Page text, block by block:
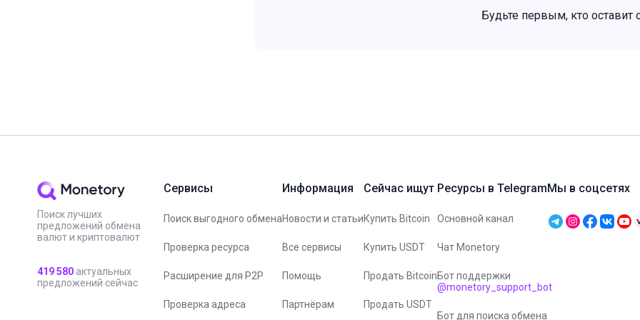
Будьте первым, кто оставит
Поиск лучших
предложений обмена
валют и криптовалют
419 580 актуальных
предложений сейчас
Сервисы
Поиск выгодного обмена
Проверка ресурса
Расширение для P2P
Проверка адреса
Информация
Новости и статьи
Все сервисы
Помощь
Партнёрам
Сейчас ищут
Купить Bitcoin
Купить USDT
Продать Bitcoin
Продать USDT
Ресурсы в Telegram
Основной канал
Чат Monetory
Бот поддержки
@monetory_support_bot
Бот для поиска обмена
Мы в соцсетях